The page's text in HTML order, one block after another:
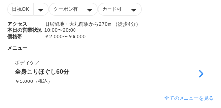
日祝OK クーポン有 カード可
アクセス
旧居留地・大丸前駅から270m （徒歩4分）
本日の営業状況 10:00〜20:00
価格帯
￥2,000〜￥6,000
メニュー
ボディケア
全身こりほぐし60分
￥5,000 （税込）
全てのメニューを見る